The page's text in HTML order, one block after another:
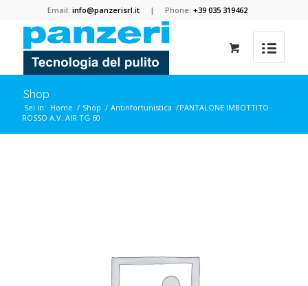
Email:info@panzerisrl.it | Phone:+39 035 319462
Shop
Sei in: Home / Shop / Antinfortunistica /PANTALONE IMBOTTITO
ROSSO A.V. AIR TG 60